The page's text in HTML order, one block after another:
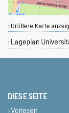
Größere Karte
Lageplan
DIESE SEITE
Vorlesen